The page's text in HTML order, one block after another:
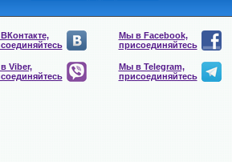
Мы в Facebook,
присоединяйтесь
Viber,
Мы в Telegram,
присоединяйтесь